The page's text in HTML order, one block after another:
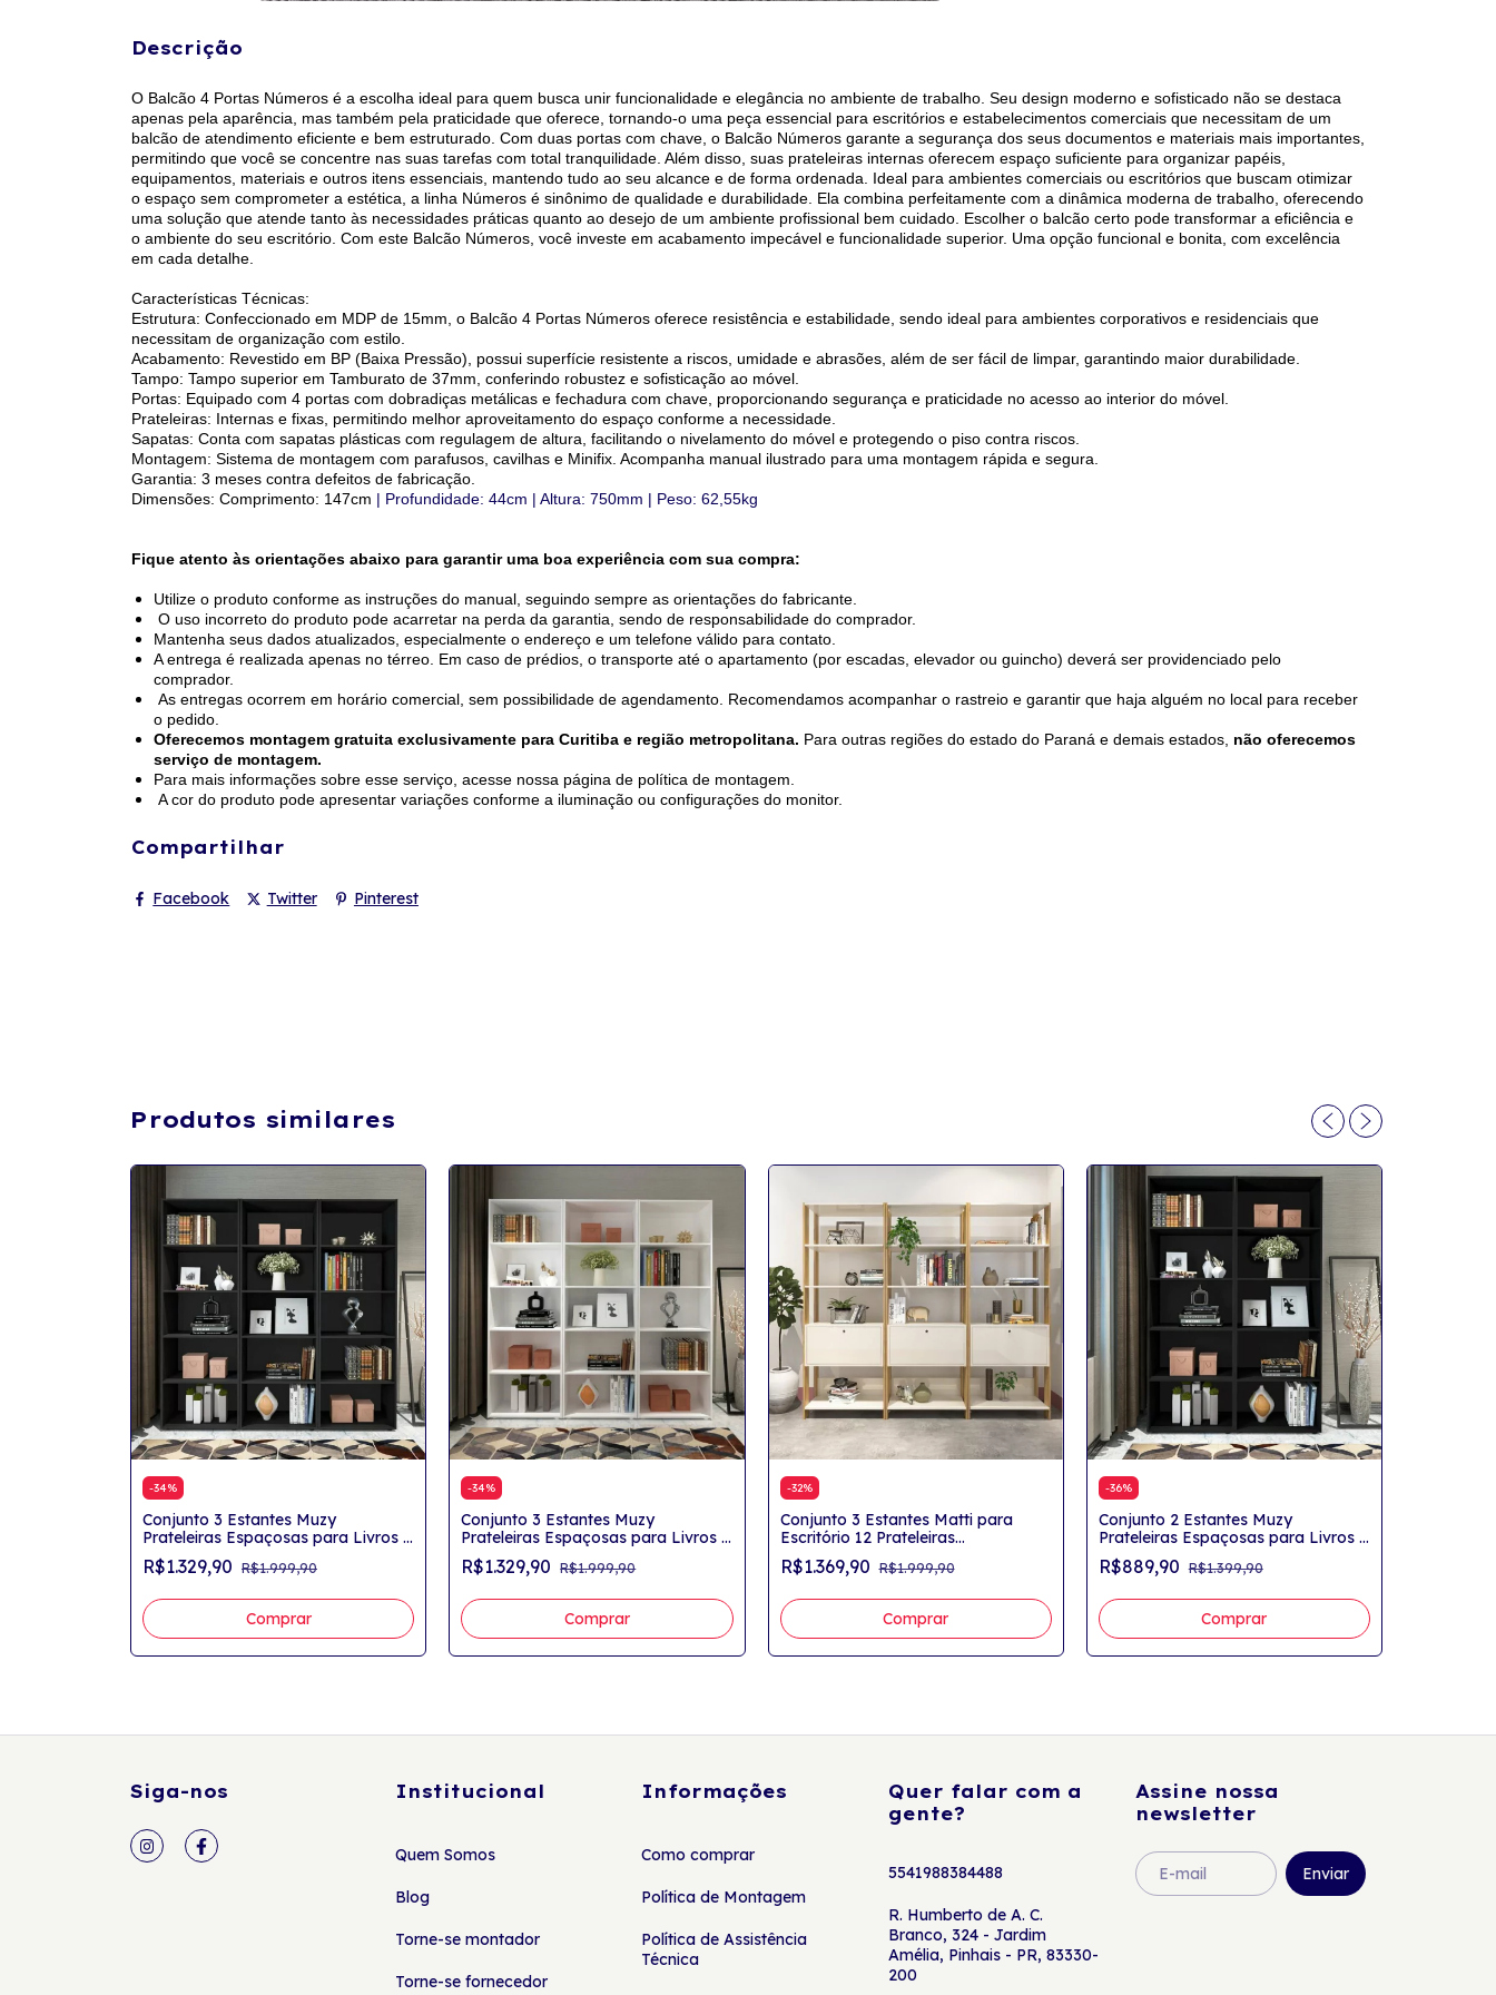
Descrição
O Balcão 4 Portas Números é a escolha ideal para quem busca unir funcionalidade e elegância no ambiente de trabalho. Seu design moderno e sofisticado não se destaca
apenas pela aparência, mas também pela praticidade que oferece, tornando-o uma peça essencial para escritórios e estabelecimentos comerciais que necessitam de um
balcão de atendimento eficiente e bem estruturado. Com duas portas com chave, o Balcão Números garante a segurança dos seus documentos e materiais mais importantes,
permitindo que você se concentre nas suas tarefas com total tranquilidade. Além disso, suas prateleiras internas oferecem espaço suficiente para organizar papéis,
equipamentos, materiais e outros itens essenciais, mantendo tudo ao seu alcance e de forma ordenada. Ideal para ambientes comerciais ou escritórios que buscam otimizar
o espaço sem comprometer a estética, a linha Números é sinônimo de qualidade e durabilidade. Ela combina perfeitamente com a dinâmica moderna de trabalho, oferecendo
uma solução que atende tanto às necessidades práticas quanto ao desejo de um ambiente profissional bem cuidado. Escolher o balcão certo pode transformar a eficiência e
o ambiente do seu escritório. Com este Balcão Números, você investe em acabamento impecável e funcionalidade superior. Uma opção funcional e bonita, com excelência
em cada detalhe.
Características Técnicas:
Estrutura: Confeccionado em MDP de 15mm, o Balcão 4 Portas Números oferece resistência e estabilidade, sendo ideal para ambientes corporativos e residenciais que
necessitam de organização com estilo.
Acabamento: Revestido em BP (Baixa Pressão), possui superfície resistente a riscos, umidade e abrasões, além de ser fácil de limpar, garantindo maior durabilidade.
Tampo: Tampo superior em Tamburato de 37mm, conferindo robustez e sofisticação ao móvel.
Portas: Equipado com 4 portas com dobradiças metálicas e fechadura com chave, proporcionando segurança e praticidade no acesso ao interior do móvel.
Prateleiras: Internas e fixas, permitindo melhor aproveitamento do espaço conforme a necessidade.
Sapatas: Conta com sapatas plásticas com regulagem de altura, facilitando o nivelamento do móvel e protegendo o piso contra riscos.
Montagem: Sistema de montagem com parafusos, cavilhas e Minifix. Acompanha manual ilustrado para uma montagem rápida e segura.
Garantia: 3 meses contra defeitos de fabricação.
Dimensões: Comprimento: 147cm | Profundidade: 44cm | Altura: 750mm | Peso: 62,55kg
Fique atento às orientações abaixo para garantir uma boa experiência com sua compra:
Utilize o produto conforme as instruções do manual, seguindo sempre as orientações do fabricante.
O uso incorreto do produto pode acarretar na perda da garantia, sendo de responsabilidade do comprador.
Mantenha seus dados atualizados, especialmente o endereço e um telefone válido para contato.
A entrega é realizada apenas no térreo. Em caso de prédios, o transporte até o apartamento (por escadas, elevador ou guincho) deverá ser providenciado pelo
comprador.
As entregas ocorrem em horário comercial, sem possibilidade de agendamento. Recomendamos acompanhar o rastreio e garantir que haja alguém no local para receber
o pedido.
Oferecemos montagem gratuita exclusivamente para Curitiba e região metropolitana. Para outras regiões do estado do Paraná e demais estados, não oferecemos
serviço de montagem.
Para mais informações sobre esse serviço, acesse nossa página de política de montagem.
A cor do produto pode apresentar variações conforme a iluminação ou configurações do monitor.
Compartilhar
Facebook Twitter Pinterest
Produtos similares
-34%
Conjunto 3 Estantes Muzy
Prateleiras Espaçosas para Livros e
Decorações Preto
R$1.329,90 R$1.999,90
-34%
Conjunto 3 Estantes Muzy
Prateleiras Espaçosas para Livros e
Decorações Branco
R$1.329,90 R$1.999,90
-32%
Conjunto 3 Estantes Matti para
Escritório 12 Prateleiras
Carvalho/Off White
R$1.369,90 R$1.999,90
-36%
Conjunto 2 Estantes Muzy
Prateleiras Espaçosas para Livros e
Decorações Preto
R$889,90 R$1.399,90
Siga-nos Institucional
Quem Somos
Blog
Torne-se montador
Torne-se fornecedor
Informações
Como comprar
Política de Montagem
Política de Assistência
Técnica
Quer falar com a
gente?
5541988384488
R. Humberto de A. C.
Branco, 324 - Jardim
Amélia, Pinhais - PR, 83330-
200
Assine nossa
newsletter